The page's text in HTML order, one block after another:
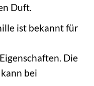
Duft.
ist bekannt für
Die
bei